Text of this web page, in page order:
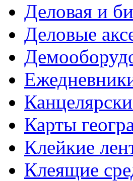
Деловая и
Деловые
Карты
Клейкие
Клеящие